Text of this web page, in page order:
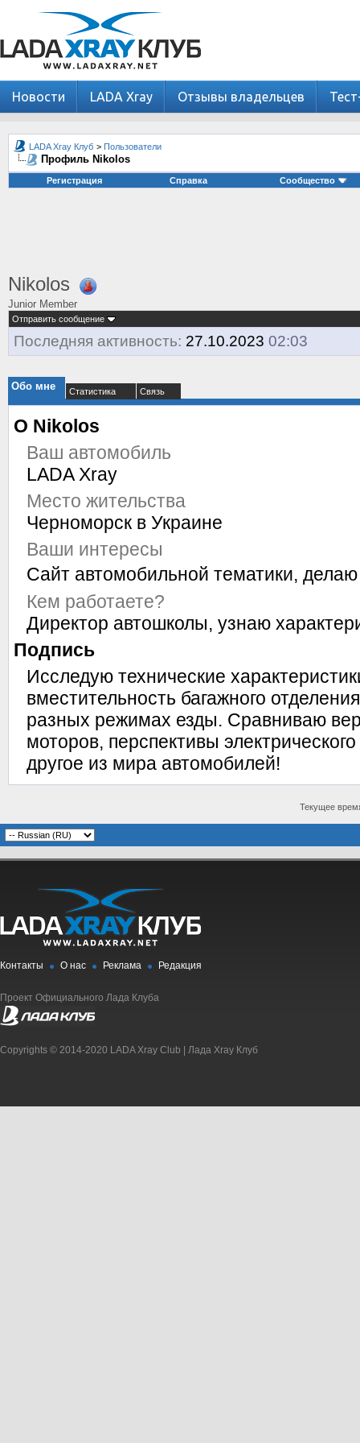
Новости LADA Xray Отзывы владельцев
LADA Xray Клуб > Пользователи
Профиль Nikolos
Регистрация Справка Сообщество
Nikolos
Junior Member
Отправить сообщение
Последняя активность: 27.10.2023 02:03
Обо мне Статистика Связь
О Nikolos
Ваш автомобиль
LADA Xray
Место жительства
Черноморск в Украине
Ваши интересы
Сайт автомобильной тематики,
Кем работаете?
Директор автошколы, узнаю
Подпись
Исследую технические
вместительность багажного
разных режимах езды. Сравниваю
моторов, перспективы электрического
другое из мира автомобилей!
Текущее
Контакты О нас Реклама Редакция
Проект Официального Лада Клуба
Copyrights © 2014-2020 LADA Xray Club | Лада Xray Клуб